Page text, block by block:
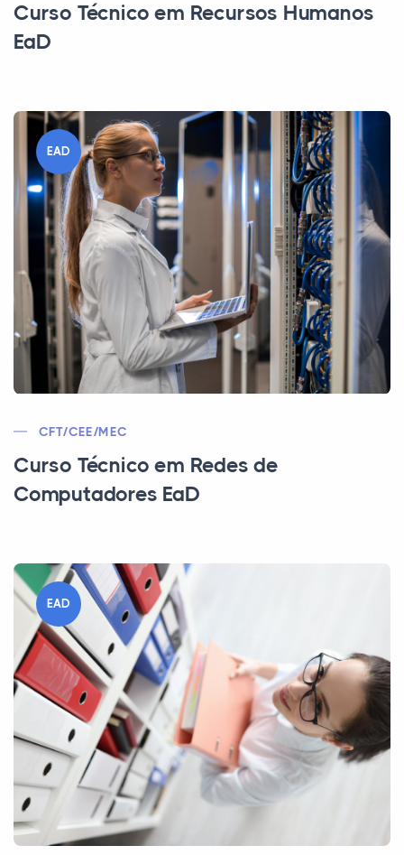
Curso Técnico em Recursos Humanos
EaD
EAD
CFT/CEE/MEC
Curso Técnico em Redes de
Computadores EaD
EAD